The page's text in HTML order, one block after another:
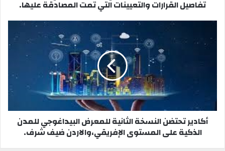
تفاصيل القرارات والتعيينات التي تمت المصادقة عليها.
أكادير تحتضن النسخة الثانية للمعرض البيداغوجي للمدن
الذكية على المستوى الإفريقي،والاردن ضيف شرف.